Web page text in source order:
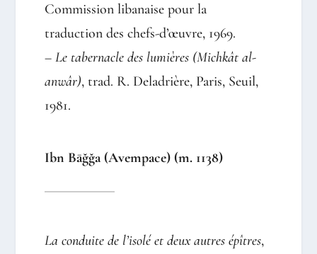
Commission libanaise pour la
traduction des chefs-d’œuvre, 1969.
– Le tabernacle des lumières (Michkât al-
anwâr), trad. R. Deladrière, Paris, Seuil,
1981.
Ibn Bāğğa (Avempace) (m. 1138)
La conduite de l’isolé et deux autres épîtres,